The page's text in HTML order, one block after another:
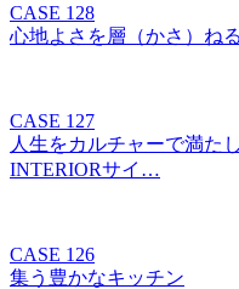
CASE 128
心地よさを層（かさ）ね
CASE 127
人生をカルチャーで満
INTERIORサイ…
CASE 126
集う豊かなキッチン